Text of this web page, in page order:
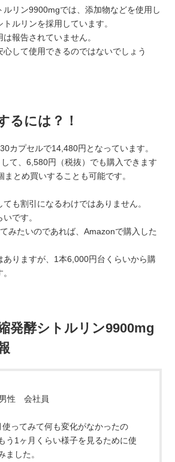
ルリン9900mgでは、添加物などを使用し
ルリンを採用しています。
報告されていません。
して使用できるのではないでしょう
るには？！
カプセルで14,480円となっています。
て、6,580円（税抜）でも購入できます
とめ買いすることも可能です。
も割引になるわけではありません。
です。
みたいのであれば、Amazonで購入した
ありますが、1本6,000円台くらいから購
発酵シトルリン9900mg
性 会社員
使ってみて何も変化がなかったの
う1ヶ月くらい様子を見るために使
ました。